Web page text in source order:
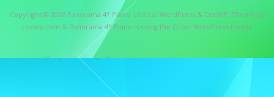
Copyright © 2026 Panorama 4° Piano. Utilizza WordPress& CeeWP, Theme by
ceewp.com & Panorama 4° Piano is using the Great WordPress theme